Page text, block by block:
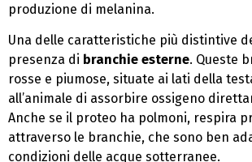
produzione di melanina.
Una delle caratteristiche più distintive
presenza di branchie esterne. Queste
rosse e piumose, situate ai lati della
all’animale di assorbire ossigeno
Anche se il proteo ha polmoni, respira
attraverso le branchie, che sono ben
condizioni delle acque sotterranee.